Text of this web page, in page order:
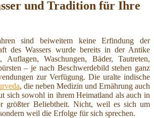
und Tradition für Ihre
sind beiweitem keine Erfindung der
des Wassers wurde bereits in der Antike
Waschungen, Bäder, Tautreten,
– je nach Beschwerdebild stehen ganz
zur Verfügung. Die uralte indische
, die neben Medizin und Ernährung auch
sich sowohl in ihrem Heimatland als auch in
größter Beliebtheit. Nicht, weil es sich um
weil die Erfolge für sich sprechen.